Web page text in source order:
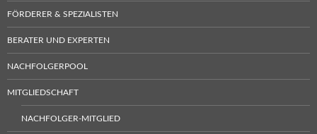
FÖRDERER & SPEZIALISTEN
BERATER UND EXPERTEN
NACHFOLGERPOOL
MITGLIEDSCHAFT
NACHFOLGER-MITGLIED